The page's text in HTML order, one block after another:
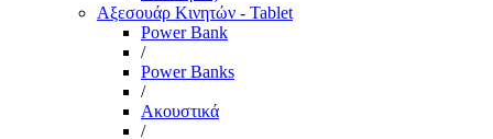
Αξεσουάρ Κινητών - Tablet
Power Bank
/
Power Banks
/
Ακουστικά
/